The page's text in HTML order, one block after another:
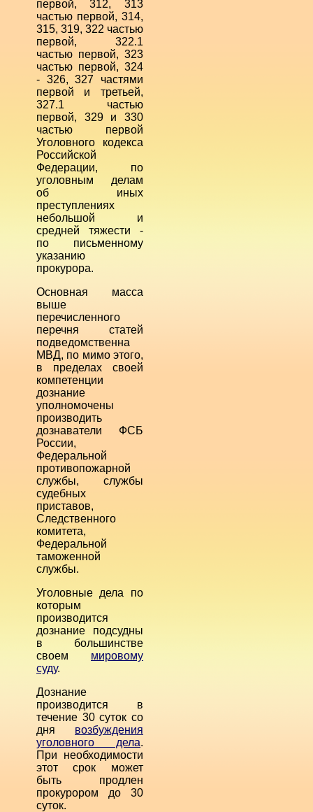
первой, 312, 313
частью первой, 314,
315, 319, 322 частью
первой, 322.1
частью первой, 323
частью первой, 324
- 326, 327 частями
первой и третьей,
327.1 частью
первой, 329 и 330
частью первой
Уголовного кодекса
Российской
Федерации, по
уголовным делам
об иных
преступлениях
небольшой и
средней тяжести -
по письменному
указанию
прокурора.
Основная масса
выше
перечисленного
перечня статей
подведомственна
МВД, по мимо этого,
в пределах своей
компетенции
дознание
уполномочены
производить
дознаватели ФСБ
России,
Федеральной
противопожарной
службы, службы
судебных
приставов,
Следственного
комитета,
Федеральной
таможенной
службы.
Уголовные дела по
которым
производится
дознание подсудны
в большинстве
своем мировому
суду.
Дознание
производится в
течение 30 суток со
дня возбуждения
уголовного дела.
При необходимости
этот срок может
быть продлен
прокурором до 30
суток.